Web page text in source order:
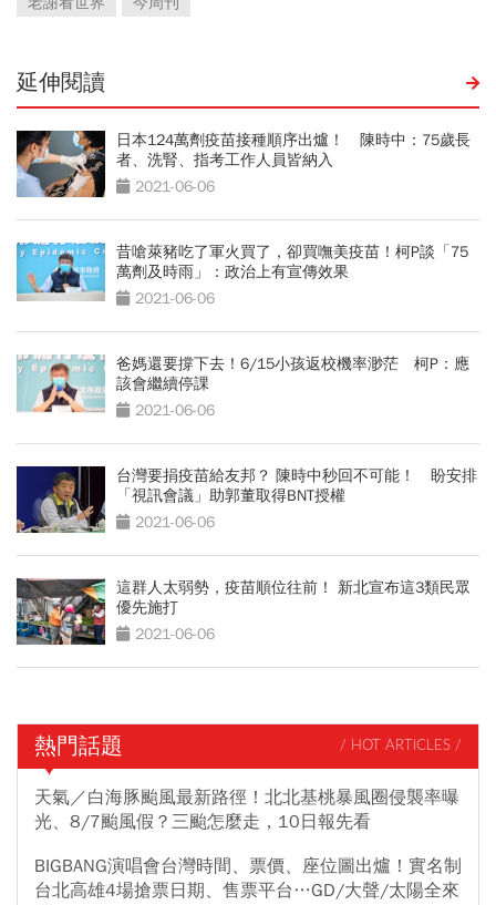
延伸閱讀
日本124萬劑疫苗接種順序出爐！ 陳時中：75歲長
者、洗腎、指考工作人員皆納入
2021-06-06
昔嗆萊豬吃了軍火買了，卻買嘸美疫苗！柯P談「75
萬劑及時雨」：政治上有宣傳效果
2021-06-06
爸媽還要撐下去！6/15小孩返校機率渺茫 柯P：應
該會繼續停課
2021-06-06
台灣要捐疫苗給友邦？ 陳時中秒回不可能！ 盼安排
「視訊會議」助郭董取得BNT授權
2021-06-06
這群人太弱勢，疫苗順位往前！ 新北宣布這3類民眾
優先施打
2021-06-06
熱門話題 / HOT ARTICLES /
天氣／白海豚颱風最新路徑！北北基桃暴風圈侵襲率曝
光、8/7颱風假？三颱怎麼走，10日報先看
BIGBANG演唱會台灣時間、票價、座位圖出爐！實名制
台北高雄4場搶票日期、售票平台…GD/大聲/太陽全來